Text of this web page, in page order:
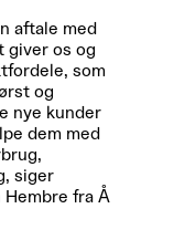
aftale med
giver os og
som
og
nye kunder
dem med
siger
fra Å